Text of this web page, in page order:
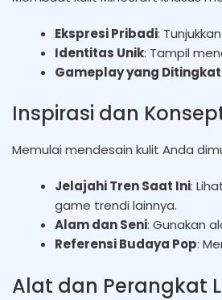
Ekspresi Pribadi:
Identitas Unik: Tampil
Gameplay yang
Inspirasi dan
Memulai mendesain kulit Anda
Jelajahi Tren Saat Ini:
game trendi lainnya.
Alam dan Seni: Gunakan
Referensi Budaya Pop:
Alat dan Perangkat